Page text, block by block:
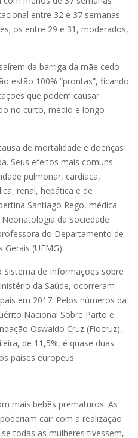
entre 32 e 37 semanas
os entre 29 e 31, moderados,
da barriga da mãe cedo
estão 100% “prontas”, ficando
que podem causar
no curto, médio e longo
de mortalidade e doenças
Seus efeitos mais comuns
pulmonar, cardíaca,
renal, hepática e de
Santiago Rego, médica
da Sociedade
do Departamento de
Gerais (UFMG).
Sistema de Informações sobre
da Saúde, ocorreram
em 2017. Pelos números da
Nacional Sobre Parto e
Oswaldo Cruz (Fiocruz),
de 11,5%, é quase duas
países europeus.
mais bebês prematuros. As
cair com a realização
todas as mulheres tivessem,